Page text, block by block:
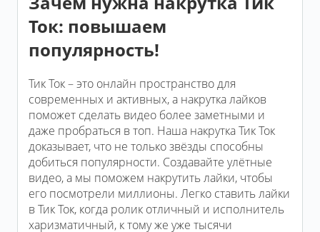
Ток: повышаем
популярность!
Тик Ток – это онлайн пространство для
современных и активных, а накрутка лайков
поможет сделать видео более заметными и
даже пробраться в топ. Наша накрутка Тик Ток
доказывает, что не только звёзды способны
добиться популярности. Создавайте улётные
видео, а мы поможем накрутить лайки, чтобы
его посмотрели миллионы. Легко ставить лайки
в Тик Ток, когда ролик отличный и исполнитель
харизматичный, к тому же уже тысячи